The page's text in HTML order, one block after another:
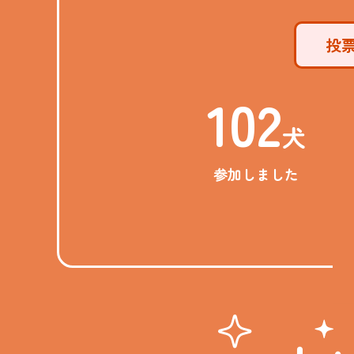
投
102犬
参加しました